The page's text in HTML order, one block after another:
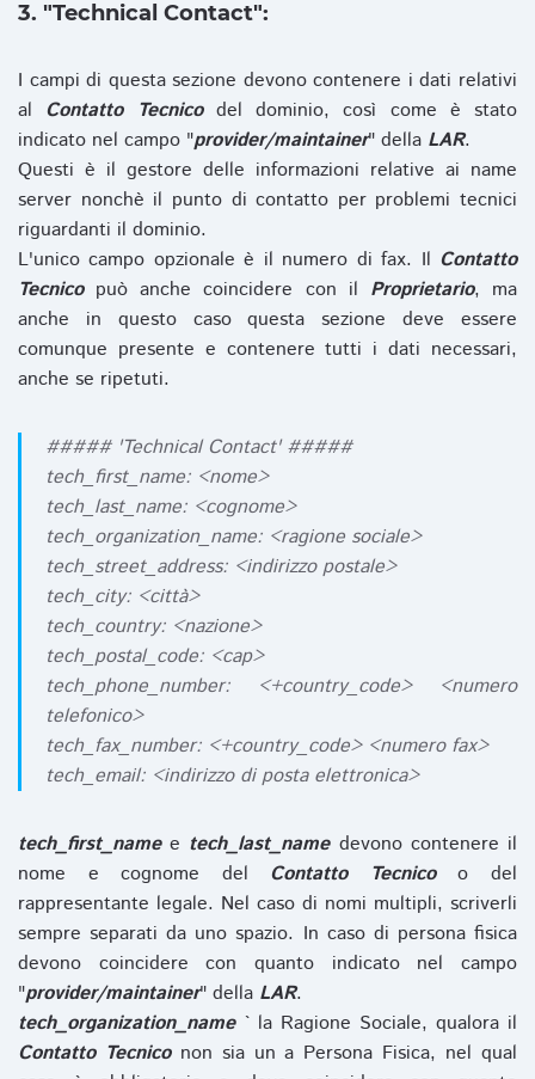
3. "Technical Contact":
I campi di questa sezione devono contenere i dati relativi
al Contatto Tecnicodel dominio, così come è stato
indicato nel campo "provider/maintainer" della LAR.
Questi è il gestore delle informazioni relative ai name
server nonchè il punto di contatto per problemi tecnici
riguardanti il dominio.
L'unico campo opzionale è il numero di fax. Il Contatto
Tecnicopuò anche coincidere con il Proprietario, ma
anche in questo caso questa sezione deve essere
comunque presente e contenere tutti i dati necessari,
anche se ripetuti.
##### 'Technical Contact' #####
tech_first_name: <nome>
tech_last_name: <cognome>
tech_organization_name: <ragione sociale>
tech_street_address: <indirizzo postale>
tech_city: <città>
tech_country: <nazione>
tech_postal_code: <cap>
tech_phone_number: <+country_code> <numero
telefonico>
tech_fax_number: <+country_code> <numero fax>
tech_email: <indirizzo di posta elettronica>
tech_first_namee tech_last_namedevono contenere il
nome e cognome del Contatto Tecnicoo del
rappresentante legale. Nel caso di nomi multipli, scriverli
sempre separati da uno spazio. In caso di persona fisica
devono coincidere con quanto indicato nel campo
"provider/maintainer" della LAR.
tech_organization_name` la Ragione Sociale, qualora il
Contatto Tecniconon sia un a Persona Fisica, nel qual